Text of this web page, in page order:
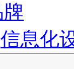
信息化